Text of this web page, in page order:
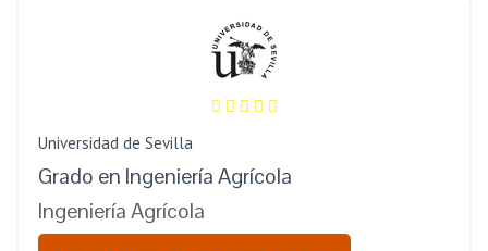
Universidad de Sevilla
Grado en Ingeniería Agrícola
Ingeniería Agrícola